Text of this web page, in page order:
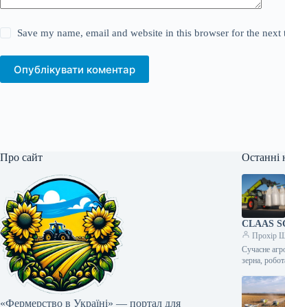
Save my name, email and website in this browser for the next
Опублікувати коментар
Про сайт
«Фермерство в Україні» — портал для
Останні
CLAAS
Прохір
Сучасне
зерна,